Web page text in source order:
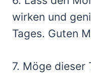
wirken und
Tages. Guten
7. Möge dieser